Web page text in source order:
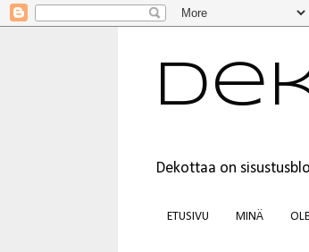
Dekottaa on
ETUSIVU MINÄ